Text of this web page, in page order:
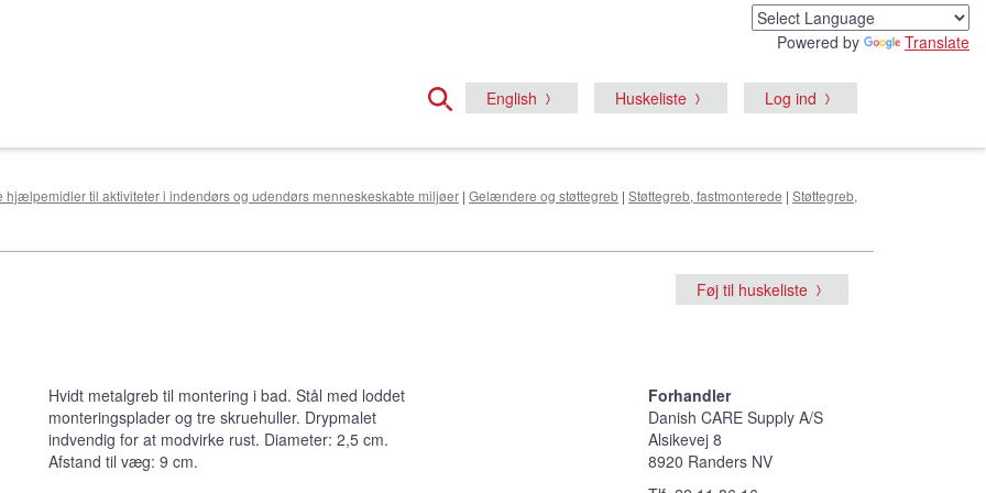
Powered by Translate
English Huskeliste Log ind
hjælpemidler til aktiviteter i indendørs og udendørs menneskeskabte miljøer | Gelændere og støttegreb | Støttegreb, fastmonterede | Støttegreb,
Føj til huskeliste
Hvidt metalgreb til montering i bad. Stål med loddet
monteringsplader og tre skruehuller. Drypmalet
indvendig for at modvirke rust. Diameter: 2,5 cm.
Afstand til væg: 9 cm.
Forhandler
Danish CARE Supply A/S
Alsikevej 8
8920 Randers NV